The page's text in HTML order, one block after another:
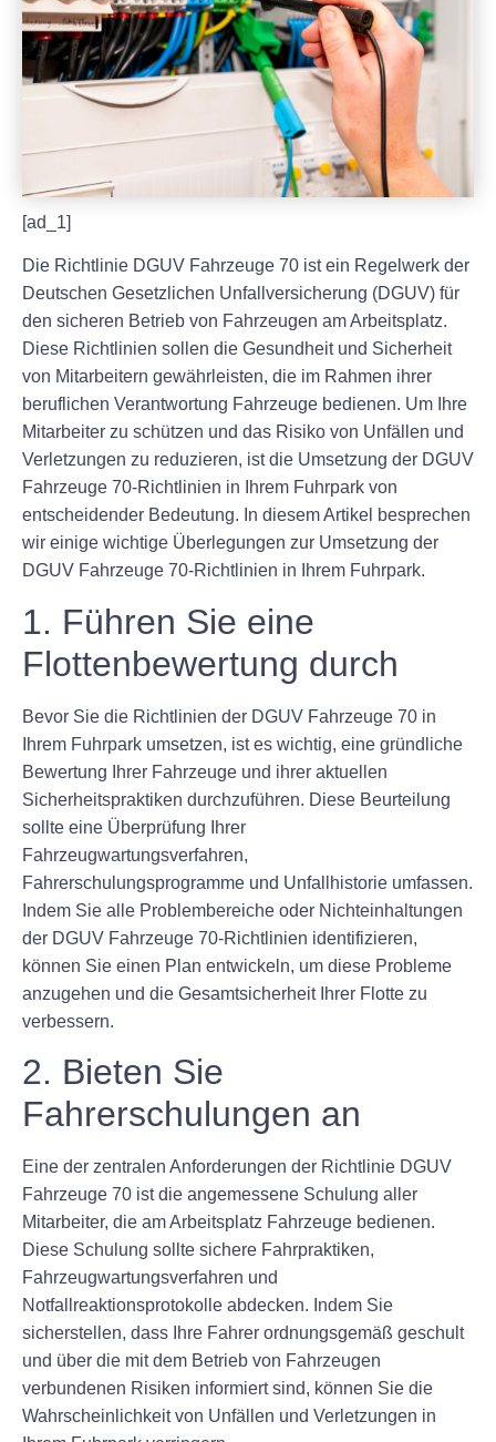
[ad_1]
Die Richtlinie DGUV Fahrzeuge 70 ist ein Regelwerk der
Deutschen Gesetzlichen Unfallversicherung (DGUV) für
den sicheren Betrieb von Fahrzeugen am Arbeitsplatz.
Diese Richtlinien sollen die Gesundheit und Sicherheit
von Mitarbeitern gewährleisten, die im Rahmen ihrer
beruflichen Verantwortung Fahrzeuge bedienen. Um Ihre
Mitarbeiter zu schützen und das Risiko von Unfällen und
Verletzungen zu reduzieren, ist die Umsetzung der DGUV
Fahrzeuge 70-Richtlinien in Ihrem Fuhrpark von
entscheidender Bedeutung. In diesem Artikel besprechen
wir einige wichtige Überlegungen zur Umsetzung der
DGUV Fahrzeuge 70-Richtlinien in Ihrem Fuhrpark.
1. Führen Sie eine
Flottenbewertung durch
Bevor Sie die Richtlinien der DGUV Fahrzeuge 70 in
Ihrem Fuhrpark umsetzen, ist es wichtig, eine gründliche
Bewertung Ihrer Fahrzeuge und ihrer aktuellen
Sicherheitspraktiken durchzuführen. Diese Beurteilung
sollte eine Überprüfung Ihrer
Fahrzeugwartungsverfahren,
Fahrerschulungsprogramme und Unfallhistorie umfassen.
Indem Sie alle Problembereiche oder Nichteinhaltungen
der DGUV Fahrzeuge 70-Richtlinien identifizieren,
können Sie einen Plan entwickeln, um diese Probleme
anzugehen und die Gesamtsicherheit Ihrer Flotte zu
verbessern.
2. Bieten Sie
Fahrerschulungen an
Eine der zentralen Anforderungen der Richtlinie DGUV
Fahrzeuge 70 ist die angemessene Schulung aller
Mitarbeiter, die am Arbeitsplatz Fahrzeuge bedienen.
Diese Schulung sollte sichere Fahrpraktiken,
Fahrzeugwartungsverfahren und
Notfallreaktionsprotokolle abdecken. Indem Sie
sicherstellen, dass Ihre Fahrer ordnungsgemäß geschult
und über die mit dem Betrieb von Fahrzeugen
verbundenen Risiken informiert sind, können Sie die
Wahrscheinlichkeit von Unfällen und Verletzungen in